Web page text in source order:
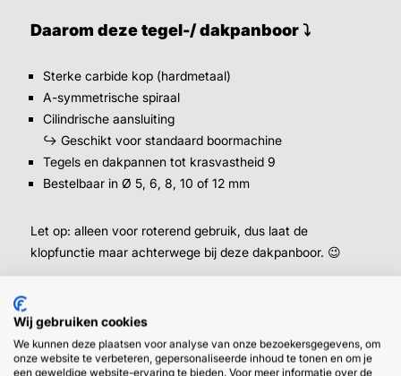
Daarom deze tegel-/ dakpanboor ⤵
Sterke carbide kop (hardmetaal)
A-symmetrische spiraal
Cilindrische aansluiting
↪ Geschikt voor standaard boormachine
Tegels en dakpannen tot krasvastheid 9
Bestelbaar in Ø 5, 6, 8, 10 of 12 mm
Let op: alleen voor roterend gebruik, dus laat de
klopfunctie maar achterwege bij deze dakpanboor. 😉
van onze (diamanten) tegelboren.
Wij gebruiken cookies
We kunnen deze plaatsen voor analyse van onze bezoekersgegevens, om
onze website te verbeteren, gepersonaliseerde inhoud te tonen en om je
een geweldige website-ervaring te bieden. Voor meer informatie over de